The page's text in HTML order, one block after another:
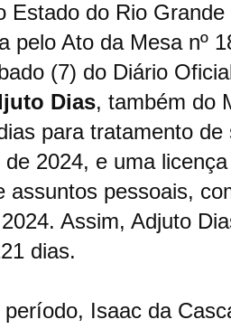
Estado do Rio
pelo Ato da Mesa nº
(7) do Diário
Dias, também do
para tratamento
2024, e uma
assuntos pessoais,
Assim, Adjuto
dias.
Isaac da